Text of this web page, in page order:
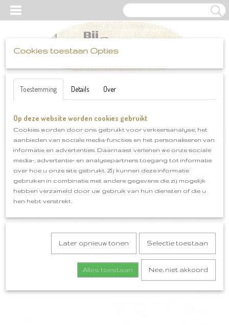
Inloggen Registreren UW WINKELWAGEN
Home >Haak-en brei benodigdheden>breinaalden 40 cm
Breinaalden Zing 40 cm mt 3.0 mm
Cookies toestaan Opties
Toestemming Details Over
Op deze website worden cookies gebruikt
Cookies worden door ons gebruikt voor verkeersanalyse, het
aanbieden van sociale media-functies en het personaliseren van
informatie en advertenties. Daarnaast verlenen we onze sociale
media-, advertentie- en analysepartners toegang tot informatie
over hoe u onze site gebruikt. Zij kunnen deze informatie
gebruiken in combinatie met andere gegevens die zij mogelijk
hebben verzameld door uw gebruik van hun diensten of die u
hen hebt verstrekt.
Later opnieuw tonen Selectie toestaan
Alles toestaan Nee, niet akkoord